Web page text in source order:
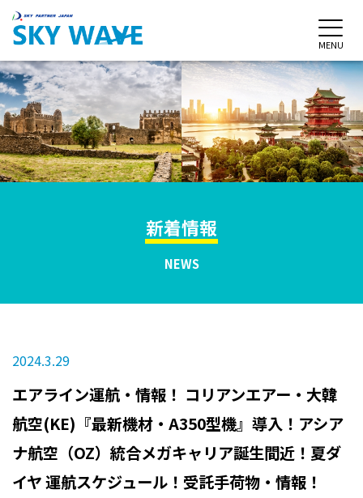
MENU
新着情報
NEWS
2024.3.29
エアライン運航・情報！ コリアンエアー・大韓
航空(KE)『最新機材・A350型機』導入！アシア
ナ航空（OZ）統合メガキャリア誕生間近！夏ダ
イヤ 運航スケジュール！受託手荷物・情報！